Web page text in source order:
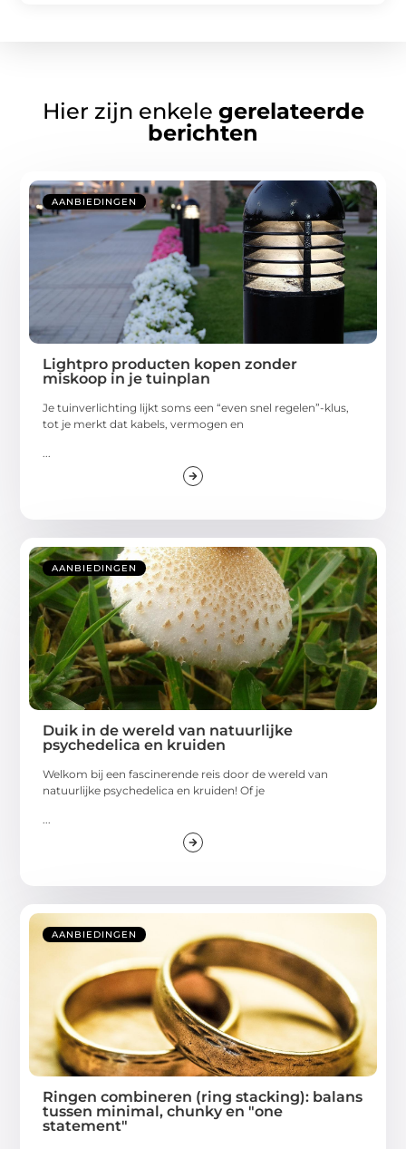
Hier zijn enkele gerelateerde
berichten
AANBIEDINGEN
Lightpro producten kopen zonder
miskoop in je tuinplan
Je tuinverlichting lijkt soms een “even snel regelen”-klus,
tot je merkt dat kabels, vermogen en
...
AANBIEDINGEN
Duik in de wereld van natuurlijke
psychedelica en kruiden
Welkom bij een fascinerende reis door de wereld van
natuurlijke psychedelica en kruiden! Of je
...
AANBIEDINGEN
Ringen combineren (ring stacking): balans
tussen minimal, chunky en "one
statement"